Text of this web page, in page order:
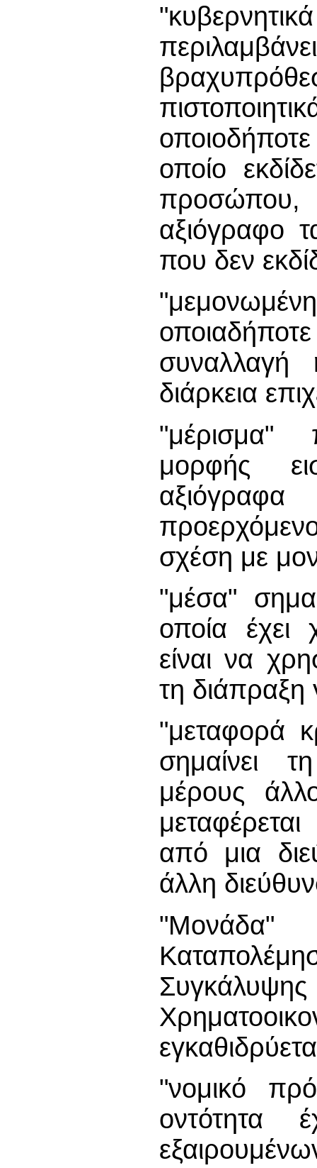
οποίο
αξιόγραφο
που δεν
συναλλαγή
διάρκεια
"μέρισμα"
μορφής
αξιόγραφα
σχέση με
"μέσα"
οποία έχει
είναι να
τη διάπραξη
"μεταφορά
σημαίνει
μέρους
από μια
άλλη
"νομικό
οντότητα